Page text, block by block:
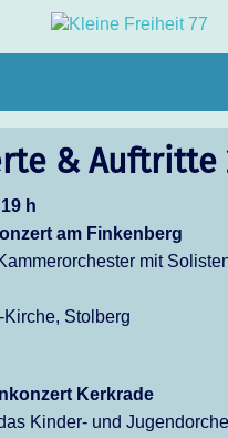
& Auftritte
h
am Finkenberg
mit
Stolberg
Kerkrade
Kinder- und